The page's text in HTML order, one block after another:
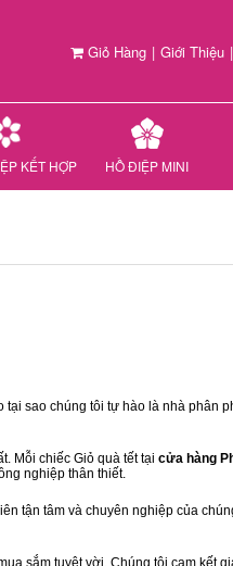
Giỏ Hàng | Giới Thiệu |
KẾT HỢP HỒ ĐIỆP MINI
sao chúng tôi tự hào là nhà phân
Mỗi chiếc Giỏ quà tết tại cửa hàng
nghiệp thân thiết.
tận tâm và chuyên nghiệp của
sắm tuyệt vời. Chúng tôi cam kết